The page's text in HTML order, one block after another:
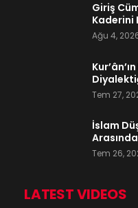
Giriş
Kaderini
Ağu 4,
Tem 27,
İslam
Tem 26,
LATEST VIDEOS